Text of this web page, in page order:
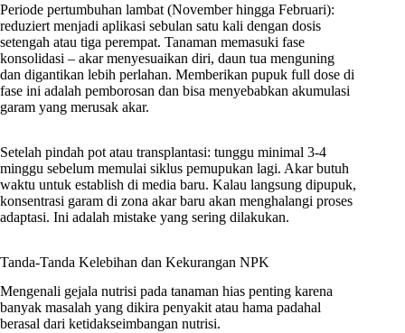
Periode pertumbuhan lambat (November hingga Februari):
reduziert menjadi aplikasi sebulan satu kali dengan dosis
setengah atau tiga perempat. Tanaman memasuki fase
konsolidasi – akar menyesuaikan diri, daun tua menguning
dan digantikan lebih perlahan. Memberikan pupuk full dose di
fase ini adalah pemborosan dan bisa menyebabkan akumulasi
garam yang merusak akar.
Setelah pindah pot atau transplantasi: tunggu minimal 3-4
minggu sebelum memulai siklus pemupukan lagi. Akar butuh
waktu untuk establish di media baru. Kalau langsung dipupuk,
konsentrasi garam di zona akar baru akan menghalangi proses
adaptasi. Ini adalah mistake yang sering dilakukan.
Tanda-Tanda Kelebihan dan Kekurangan NPK
Mengenali gejala nutrisi pada tanaman hias penting karena
banyak masalah yang dikira penyakit atau hama padahal
berasal dari ketidakseimbangan nutrisi.